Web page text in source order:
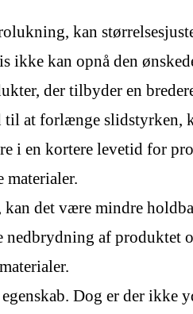
kan
ikke kan opnå den
der tilbyder en
til at forlænge slidstyrken,
i en kortere levetid for
materialer.
det være mindre
nedbrydning af produktet
Dog er der ikke